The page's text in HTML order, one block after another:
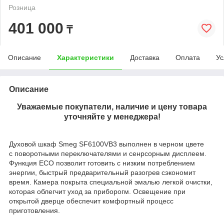
Розница
401 000 ₸
Описание Характеристики Доставка Оплата
Описание
Уважаемые покупатели, наличие и цену товара
уточняйте у менеджера!
Духовой шкаф Smeg SF6100VB3 выполнен в черном цвете
с поворотными переключателями и сенрсорным дисплеем.
Функция ECO позволит готовить с низким потреблением
энергии, быстрый предварительный разогрев сэкономит
время. Камера покрыта специальной эмалью легкой очистки,
которая облегчит уход за приборогм. Освещение при
открытой дверце обеспечит комфортный процесс
приготовления.